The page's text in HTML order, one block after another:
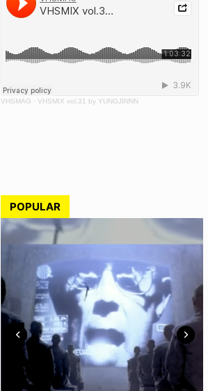
VHSMAG · VHSMIX vol.31 by YUNGJINNN
POPULAR